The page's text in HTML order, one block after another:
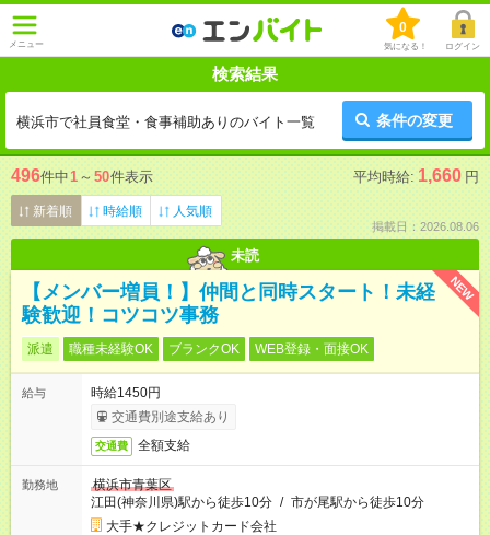
メニュー
0
気になる！ ログイン
検索結果
横浜市で社員食堂・食事補助ありのバイト一覧 条件の変更
496件中1 ～ 50件表示 平均時給: 1,660 円
新着順 時給順 人気順
掲載日：2026.08.06
未読
NEW
【メンバー増員！】仲間と同時スタート！未経
験歓迎！コツコツ事務
派遣 職種未経験OK ブランクOK WEB登録・面接OK
給与
時給1450円
交通費別途支給あり
交通費 全額支給
勤務地
横浜市青葉区
江田(神奈川県)駅から徒歩10分 / 市が尾駅から徒歩10分
大手★クレジットカード会社